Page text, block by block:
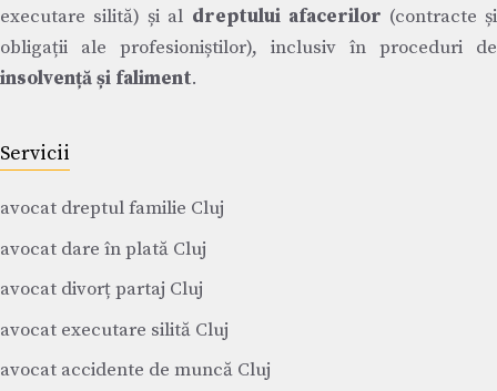
executare silită) și al dreptului afacerilor (contracte și
obligații ale profesioniștilor), inclusiv în proceduri de
insolvență și faliment.
Servicii
avocat dreptul familie Cluj
avocat dare în plată Cluj
avocat divorț partaj Cluj
avocat executare silită Cluj
avocat accidente de muncă Cluj